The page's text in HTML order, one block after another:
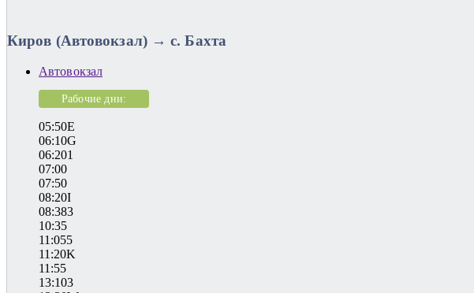
Киров (Автовокзал) → с. Бахта
Автовокзал
Рабочие дни:
05:50E
06:10G
06:201
07:00
07:50
08:20I
08:383
10:35
11:055
11:20K
11:55
13:103